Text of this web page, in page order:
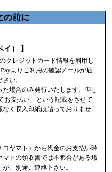
の前に
） 】
クレジットカード情報を利用し
よりご利用の確認メールが届
い。
場合のみ発行いたします。但し
お支払い」という記載をさせて
く収入印紙は貼っておりませ
コヤマト）から代金のお支払い時
トの領収書では不都合がある場
、別途ご連絡下さい。